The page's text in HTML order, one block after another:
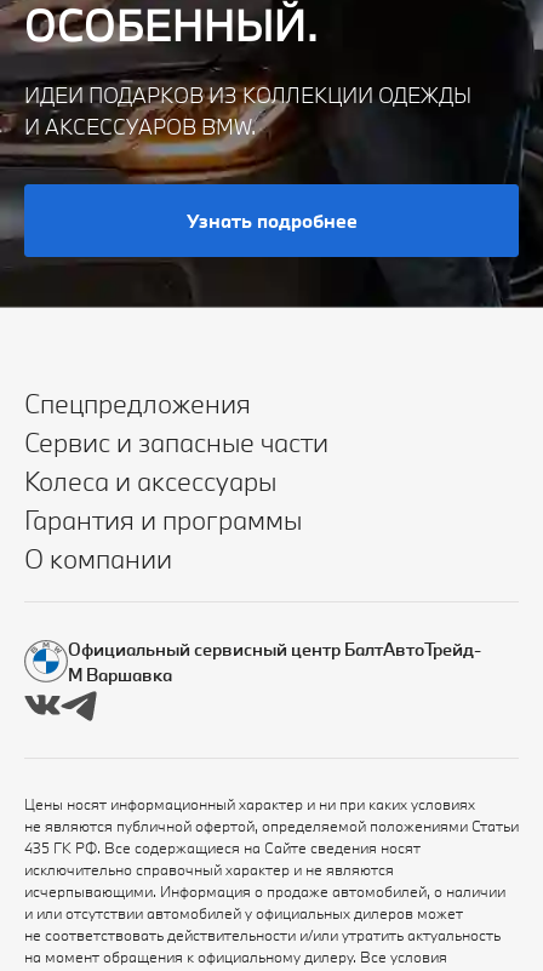
ОСОБЕННЫЙ.
ИДЕИ ПОДАРКОВ ИЗ КОЛЛЕКЦИИ ОДЕЖДЫ
И АКСЕССУАРОВ BMW.
Узнать подробнее
Спецпредложения
Сервис и запасные части
Колеса и аксессуары
Гарантия и программы
О компании
Официальный сервисный центр БалтАвтоТрейд-
М Варшавка
Цены носят информационный характер и ни при каких условиях
не являются публичной офертой, определяемой положениями Статьи
435 ГК РФ. Все содержащиеся на Сайте сведения носят
исключительно справочный характер и не являются
исчерпывающими. Информация о продаже автомобилей, о наличии
и или отсутствии автомобилей у официальных дилеров может
не соответствовать действительности и/или утратить актуальность
на момент обращения к официальному дилеру. Все условия